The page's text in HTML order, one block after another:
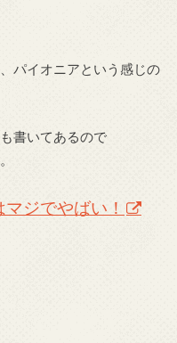
パイオニアという感じの
書いてあるので
ジでやばい！